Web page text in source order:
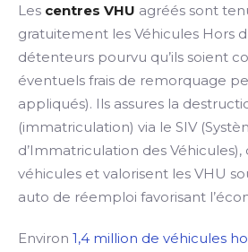
Les centres VHU agréés sont
gratuitement les Véhicules Hors
détenteurs pourvu qu’ils soient
éventuels frais de remorquage
appliqués). Ils assures la
(immatriculation) via le SIV
d’Immatriculation des
véhicules et valorisent les VHU
auto de réemploi favorisant
Environ 1,4 million de véhicules